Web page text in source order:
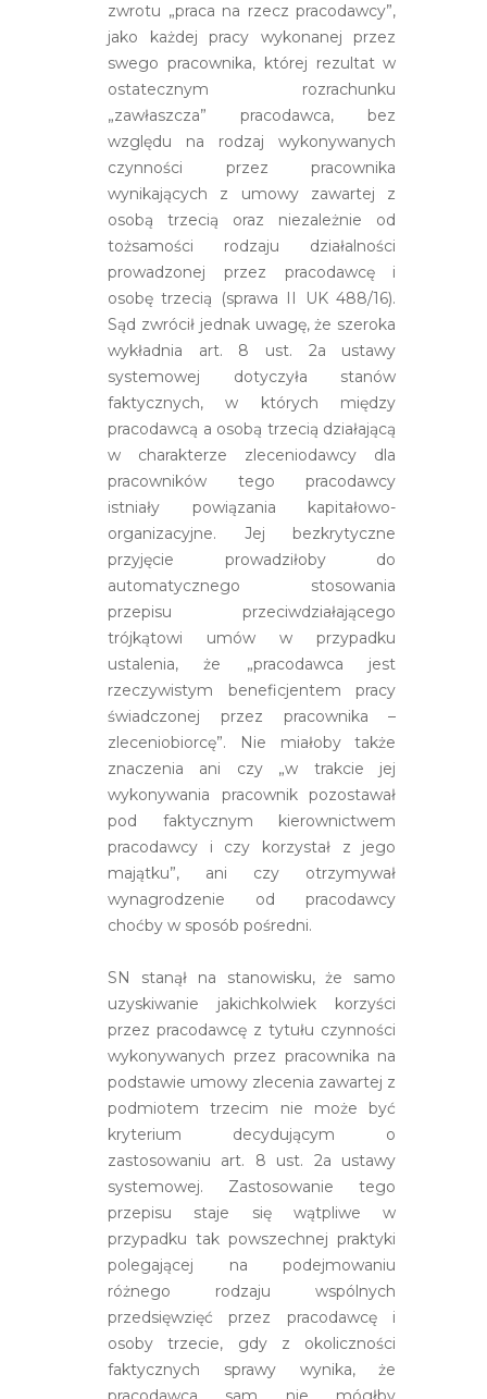
zwrotu „praca na rzecz pracodawcy”,
jako każdej pracy wykonanej przez
swego pracownika, której rezultat w
ostatecznym rozrachunku
„zawłaszcza” pracodawca, bez
względu na rodzaj wykonywanych
czynności przez pracownika
wynikających z umowy zawartej z
osobą trzecią oraz niezależnie od
tożsamości rodzaju działalności
prowadzonej przez pracodawcę i
osobę trzecią (sprawa II UK 488/16).
Sąd zwrócił jednak uwagę, że szeroka
wykładnia art. 8 ust. 2a ustawy
systemowej dotyczyła stanów
faktycznych, w których między
pracodawcą a osobą trzecią działającą
w charakterze zleceniodawcy dla
pracowników tego pracodawcy
istniały powiązania kapitałowo-
organizacyjne. Jej bezkrytyczne
przyjęcie prowadziłoby do
automatycznego stosowania
przepisu przeciwdziałającego
trójkątowi umów w przypadku
ustalenia, że „pracodawca jest
rzeczywistym beneficjentem pracy
świadczonej przez pracownika –
zleceniobiorcę”. Nie miałoby także
znaczenia ani czy „w trakcie jej
wykonywania pracownik pozostawał
pod faktycznym kierownictwem
pracodawcy i czy korzystał z jego
majątku”, ani czy otrzymywał
wynagrodzenie od pracodawcy
choćby w sposób pośredni.
SN stanął na stanowisku, że samo
uzyskiwanie jakichkolwiek korzyści
przez pracodawcę z tytułu czynności
wykonywanych przez pracownika na
podstawie umowy zlecenia zawartej z
podmiotem trzecim nie może być
kryterium decydującym o
zastosowaniu art. 8 ust. 2a ustawy
systemowej. Zastosowanie tego
przepisu staje się wątpliwe w
przypadku tak powszechnej praktyki
polegającej na podejmowaniu
różnego rodzaju wspólnych
przedsięwzięć przez pracodawcę i
osoby trzecie, gdy z okoliczności
faktycznych sprawy wynika, że